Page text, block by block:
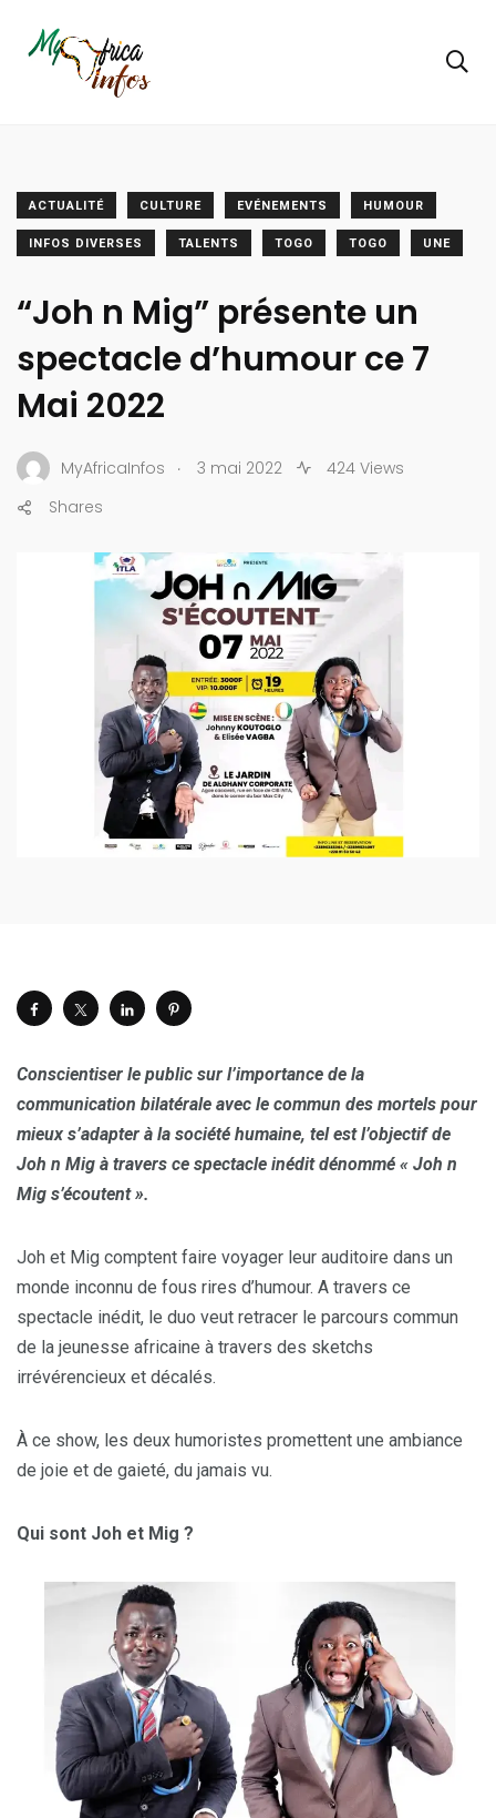
ACTUALITÉ CULTURE EVÉNEMENTS HUMOUR
INFOS DIVERSES TALENTS TOGO TOGO UNE
“Joh n Mig” présente un
spectacle d’humour ce 7
Mai 2022
MyAfricaInfos . 3 mai 2022
424 Views
Shares
Conscientiser le public sur l’importance de la
communication bilatérale avec le commun des mortels pour
mieux s’adapter à la société humaine, tel est l’objectif de
Joh n Mig à travers ce spectacle inédit dénommé « Joh n
Mig s’écoutent ».
Joh et Mig comptent faire voyager leur auditoire dans un
monde inconnu de fous rires d’humour. A travers ce
spectacle inédit, le duo veut retracer le parcours commun
de la jeunesse africaine à travers des sketchs
irrévérencieux et décalés.
À ce show, les deux humoristes promettent une ambiance
de joie et de gaieté, du jamais vu.
Qui sont Joh et Mig ?